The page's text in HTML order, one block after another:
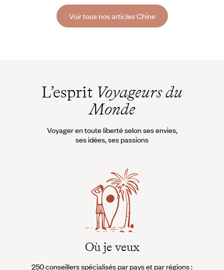
Voir tous nos articles Chine
L’esprit Voyageurs du
Monde
Voyager en toute liberté selon ses envies,
ses idées, ses passions
Où je veux
250 conseillers spécialisés par pays et par régions :